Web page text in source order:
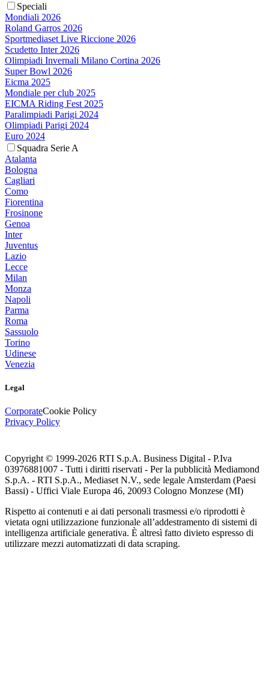
Speciali
Mondiali 2026
Roland Garros 2026
Sportmediaset Live Riccione 2026
Scudetto Inter 2026
Olimpiadi Invernali Milano Cortina 2026
Super Bowl 2026
Eicma 2025
Mondiale per club 2025
EICMA Riding Fest 2025
Paralimpiadi Parigi 2024
Olimpiadi Parigi 2024
Euro 2024
Squadra Serie A
Atalanta
Bologna
Cagliari
Como
Fiorentina
Frosinone
Genoa
Inter
Juventus
Lazio
Lecce
Milan
Monza
Napoli
Parma
Roma
Sassuolo
Torino
Udinese
Venezia
Legal
CorporateCookie Policy
Privacy Policy
Copyright © 1999-2026 RTI S.p.A. Business Digital - P.Iva
03976881007 - Tutti i diritti riservati - Per la pubblicità Mediamond
S.p.A. - RTI S.p.A., Mediaset N.V., sede legale Amsterdam (Paesi
Bassi) - Uffici Viale Europa 46, 20093 Cologno Monzese (MI)
Rispetto ai contenuti e ai dati personali trasmessi e/o riprodotti è
vietata ogni utilizzazione funzionale all’addestramento di sistemi di
intelligenza artificiale generativa. È altresì fatto divieto espresso di
utilizzare mezzi automatizzati di data scraping.